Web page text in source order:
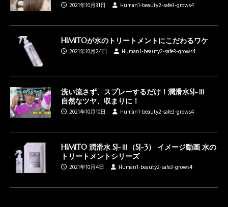
2021年10月31日
Human1-beauty2-safe3-grows4
HIMITOが水のトリートメントにこだわるワケ
2021年10月24日
Human1-beauty2-safe3-grows4
洗い流さず、スプレーするだけ！潤滑水SJ-Ⅲ
自然なツヤ、収まりに！
2021年10月10日
Human1-beauty2-safe3-grows4
HIMITO 潤滑水 SJ-Ⅲ（SJ-3） イメージ動画 水の
トリートメントシリーズ
2021年10月4日
Human1-beauty2-safe3-grows4